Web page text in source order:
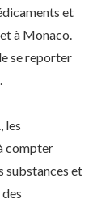
et
à Monaco.
se reporter
les
compter
substances et